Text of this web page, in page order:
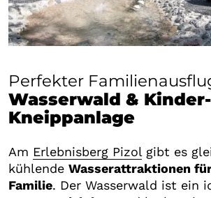
Perfekter
Wasserwald & Kinder-
Kneippanlage
Am Erlebnisberg Pizolgibt es
kühlende Wasserattraktionen
Familie. Der Wasserwald ist ein